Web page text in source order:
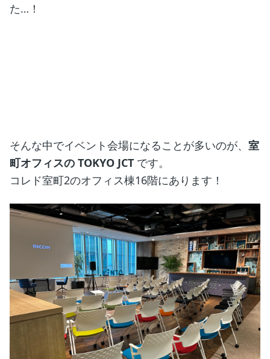
た…！
そんな中でイベント会場になることが多いのが、 室
町オフィスの TOKYO JCT です。
コレド室町2のオフィス棟16階にあります！